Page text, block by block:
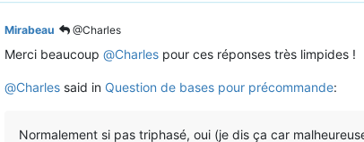
Mirabeau @Charles
Merci beaucoup @Charles pour ces réponses très limpides !
@Charles said in Question de bases pour précommande:
Normalement si pas triphasé, oui (je dis ça car